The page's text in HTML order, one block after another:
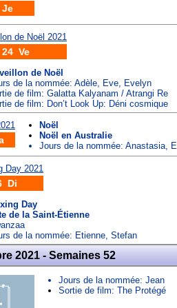
24 Ve
de Noël
de la nommée: Adèle Eve
Evelyn
de film: Galatta Kalyanam / Atrangi Re
de film: Don’t Look Up: Déni cosmique
Noël
Noël en Australie
Jours de la nommée: Anastasia
Di
Day
de la Saint-Étienne
de la nommée: Etienne Stefan
2021 - Semaines 52
Jours de la nommée: Jean
Sortie de film: The Protégé